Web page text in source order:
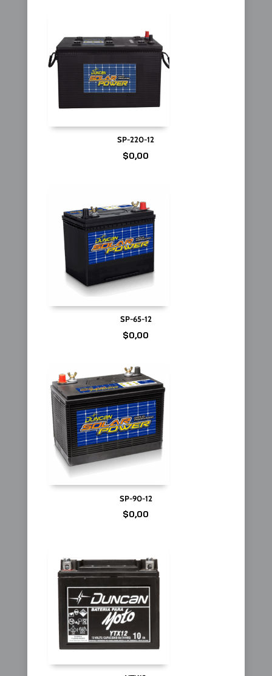
SP-220-12
$0,00
SP-65-12
$0,00
SP-90-12
$0,00